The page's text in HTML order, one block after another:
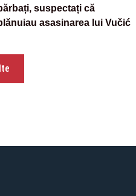
suspectați că
asasinarea lui Vučić